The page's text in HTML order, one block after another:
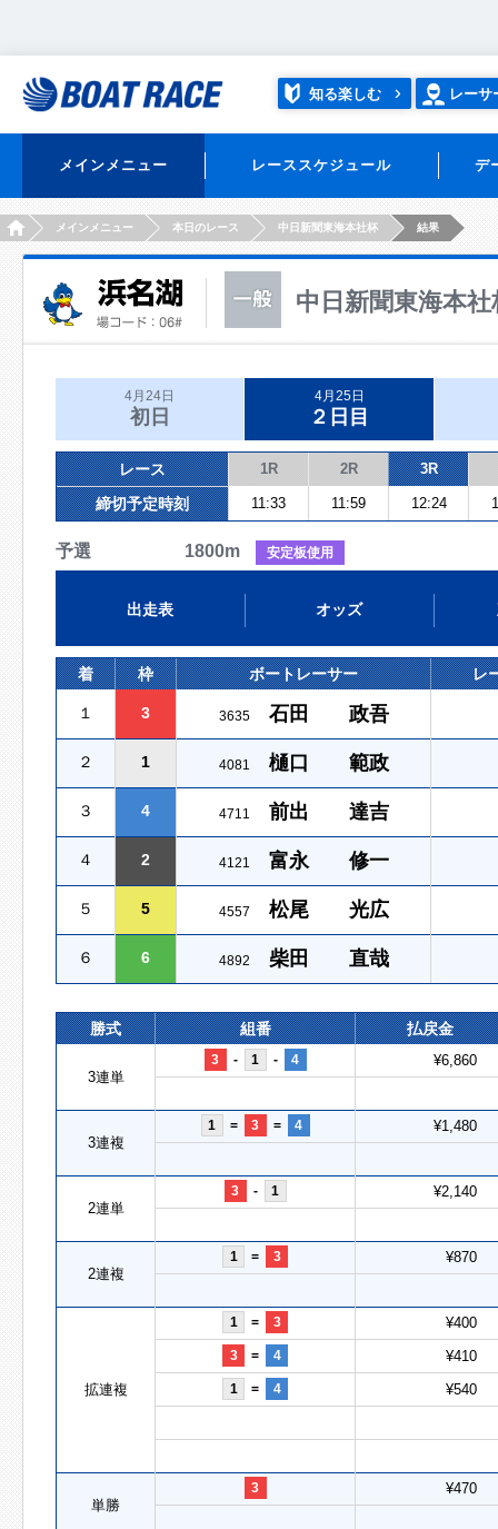
知る楽しむ レーサ
メインメニュー レーススケジュール デ
HOMEメインメニュー 本日のレース 中日新聞東海本社杯 結果
中日新聞東海本社
4月24日
初日
4月25日
２日目
レース 1R 2R 3R
締切予定時刻 11:33 11:59 12:24
予選 1800m 安定板使用
出走表 オッズ
着 枠 ボートレーサー レ
１ 3 3635 石田 政吾
２ 1 4081 樋口 範政
３ 4 4711 前出 達吉
４ 2 4121 富永 修一
５ 5 4557 松尾 光広
６ 6 4892 柴田 直哉
勝式 組番 払戻金
3連単
3 - 1 - 4 ¥6,860
3連複
1 = 3 = 4 ¥1,480
2連単
3 - 1 ¥2,140
2連複
1 = 3 ¥870
拡連複
1 = 3 ¥400
3 = 4 ¥410
1 = 4 ¥540
単勝
3 ¥470